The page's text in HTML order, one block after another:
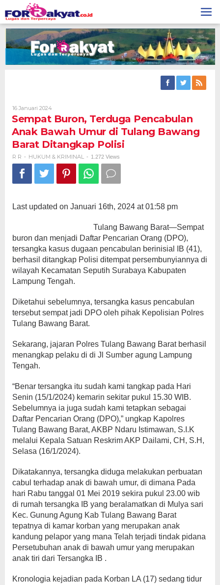
to
content
16 Januari 2024Oleh
R
Sempat Buron, Terduga Pencabulan
Anak Bawah Umur di Tulang Bawang
Barat Ditangkap Polisi
R R - HUKUM & KRIMINAL - 1.272 Views
Last updated on Januari 16th, 2024 at 01:58 pm
Tulang Bawang Barat—Sempat
buron dan menjadi Daftar Pencarian Orang (DPO),
tersangka kasus dugaan pencabulan berinisial IB (41),
berhasil ditangkap Polisi ditempat persembunyiannya di
wilayah Kecamatan Seputih Surabaya Kabupaten
Lampung Tengah.
Diketahui sebelumnya, tersangka kasus pencabulan
tersebut sempat jadi DPO oleh pihak Kepolisian Polres
Tulang Bawang Barat.
Sekarang, jajaran Polres Tulang Bawang Barat berhasil
menangkap pelaku di di Jl Sumber agung Lampung
Tengah.
“Benar tersangka itu sudah kami tangkap pada Hari
Senin (15/1/2024) kemarin sekitar pukul 15.30 WIB.
Sebelumnya ia juga sudah kami tetapkan sebagai
Daftar Pencarian Orang (DPO),” ungkap Kapolres
Tulang Bawang Barat, AKBP Ndaru Istimawan, S.I.K
melalui Kepala Satuan Reskrim AKP Dailami, CH, S.H,
Selasa (16/1/2024).
Dikatakannya, tersangka diduga melakukan perbuatan
cabul terhadap anak di bawah umur, di dimana Pada
hari Rabu tanggal 01 Mei 2019 sekira pukul 23.00 wib
di rumah tersangka IB yang beralamatkan di Mulya sari
Kec. Gunung Agung Kab Tulang Bawang Barat
tepatnya di kamar korban yang merupakan anak
kandung pelapor yang mana Telah terjadi tindak pidana
Persetubuhan anak di bawah umur yang merupakan
anak tiri dari Tersangka IB .
Kronologia kejadian pada Korban LA (17) sedang tidur